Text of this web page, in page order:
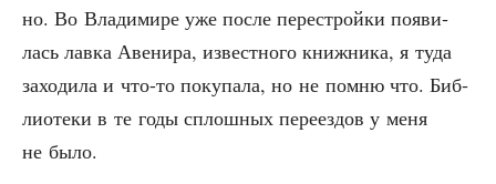
но. Во Вла­ди­ми­ре уже после пере­строй­ки появи­
лась лав­ка Аве­ни­ра, извест­но­го книж­ни­ка, я туда
захо­ди­ла и что-то поку­па­ла, но не пом­ню что. Биб­
лио­те­ки в те годы сплош­ных пере­ез­дов у меня
не было.